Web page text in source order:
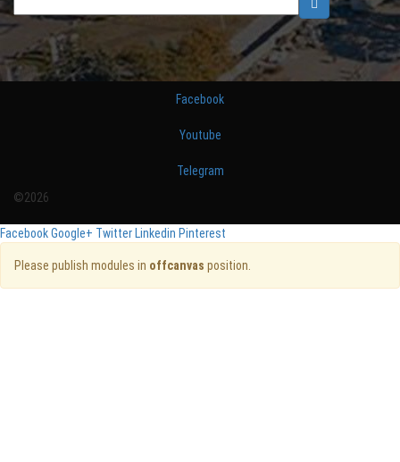
Facebook
Youtube
Telegram
©2026
FacebookGoogle+ Twitter Linkedin Pinterest
Please publish modules in offcanvas position.